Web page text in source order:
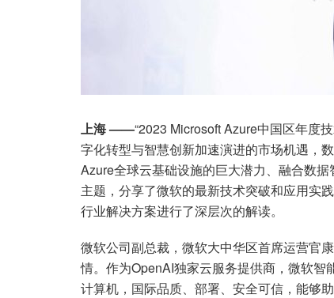
上海 ——“2023 Microsoft Azure中国区年度
字化转型与智慧创新加速演进的市场机遇，
Azure全球云基础设施的巨大潜力、融合数
主题，分享了微软的最新技术突破和应用实
行业解决方案进行了深层次的解读。
微软公司副总裁，微软大中华区首席运营官
情。作为OpenAI独家云服务提供商，微软
计算机，国际品质、部署、安全可信，能够